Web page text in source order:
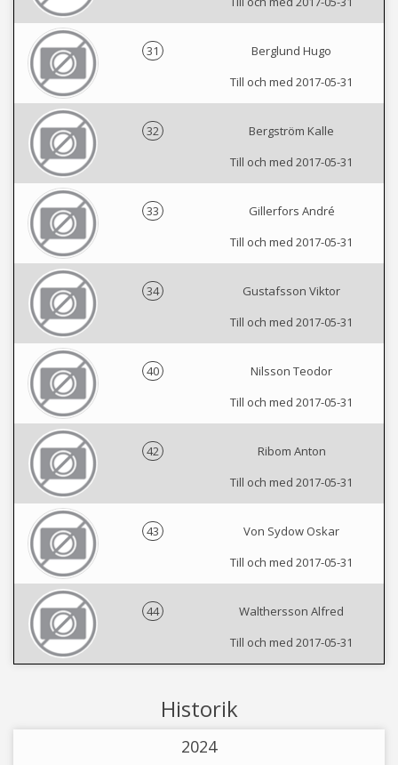
31
Berglund Hugo
Till och med 2017-05-31
32
Bergström Kalle
Till och med 2017-05-31
33
Gillerfors André
Till och med 2017-05-31
34
Gustafsson Viktor
Till och med 2017-05-31
40
Nilsson Teodor
Till och med 2017-05-31
42
Ribom Anton
Till och med 2017-05-31
43
Von Sydow Oskar
Till och med 2017-05-31
44
Walthersson Alfred
Till och med 2017-05-31
Historik
2024